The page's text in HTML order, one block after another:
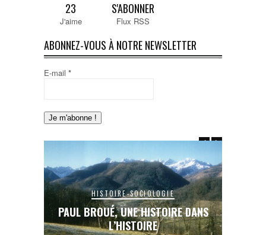
23
J'aime
S'ABONNER
Flux RSS
ABONNEZ-VOUS À NOTRE NEWSLETTER
E-mail *
HISTOIRE-SOCIOLOGIE
PAUL BROUÉ, UNE HISTOIRE DANS
L’HISTOIRE